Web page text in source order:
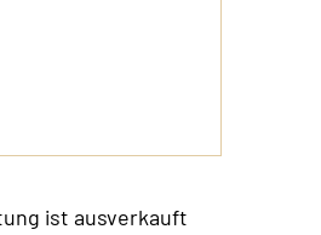
ist ausverkauft